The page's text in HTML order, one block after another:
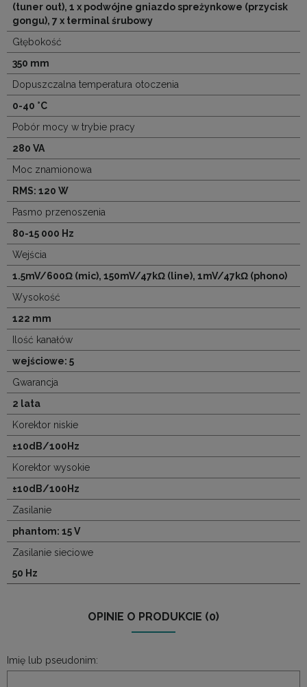
(tuner out), 1 x podwójne gniazdo spreżynkowe (przycisk
gongu), 7 x terminal śrubowy
Głębokość
350 mm
Dopuszczalna temperatura otoczenia
0-40 °C
Pobór mocy w trybie pracy
280 VA
Moc znamionowa
RMS: 120 W
Pasmo przenoszenia
80-15 000 Hz
Wejścia
1.5mV/600Ω (mic), 150mV/47kΩ (line), 1mV/47kΩ (phono)
Wysokość
122 mm
Ilość kanałów
wejściowe: 5
Gwarancja
2 lata
Korektor niskie
±10dB/100Hz
Korektor wysokie
±10dB/100Hz
Zasilanie
phantom: 15 V
Zasilanie sieciowe
50 Hz
OPINIE O PRODUKCIE (0)
Imię lub pseudonim: